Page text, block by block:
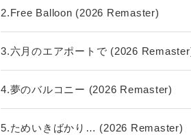
2.Free Balloon (2026 Remaster)
3.六月のエアポートで (2026
4.夢のバルコニー (2026 Remaster)
5.ためいきばかり… (2026 Remaster)